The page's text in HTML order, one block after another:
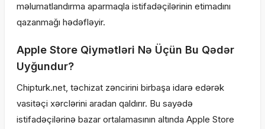
məlumatlandırma aparmaqla istifadəçilərinin etimadını
qazanmağı hədəfləyir.
Apple Store Qiymətləri Nə Üçün Bu Qədər
Uyğundur?
Chipturk.net, təchizat zəncirini birbaşa idarə edərək
vasitəçi xərclərini aradan qaldırır. Bu sayədə
istifadəçilərinə bazar ortalamasının altında Apple Store